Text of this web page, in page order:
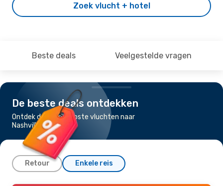
Zoek vlucht + hotel
Beste deals Veelgestelde vragen
De beste deals ontdekken
Ontdek de goedkoopste vluchten naar
Nashville
Retour Enkele reis